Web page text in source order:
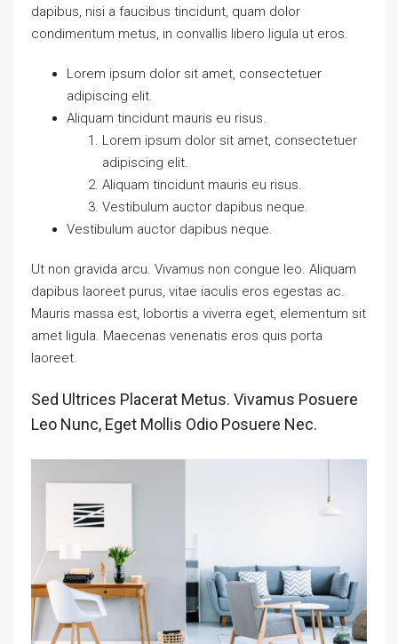
dapibus, nisi a faucibus tincidunt, quam dolor
condimentum metus, in convallis libero ligula ut eros.
Lorem ipsum dolor sit amet, consectetuer
adipiscing elit.
Aliquam tincidunt mauris eu risus.
Lorem ipsum dolor sit amet, consectetuer
adipiscing elit.
Aliquam tincidunt mauris eu risus.
Vestibulum auctor dapibus neque.
Vestibulum auctor dapibus neque.
Ut non gravida arcu. Vivamus non congue leo. Aliquam
dapibus laoreet purus, vitae iaculis eros egestas ac.
Mauris massa est, lobortis a viverra eget, elementum sit
amet ligula. Maecenas venenatis eros quis porta
laoreet.
Sed Ultrices Placerat Metus. Vivamus Posuere
Leo Nunc, Eget Mollis Odio Posuere Nec.